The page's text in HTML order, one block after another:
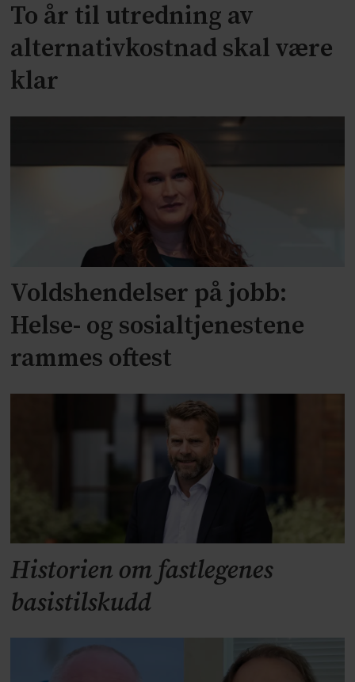
To år til utredning av
alternativkostnad skal være
klar
Voldshendelser på jobb:
Helse- og sosialtjenestene
rammes oftest
Historien om fastlegenes
basistilskudd